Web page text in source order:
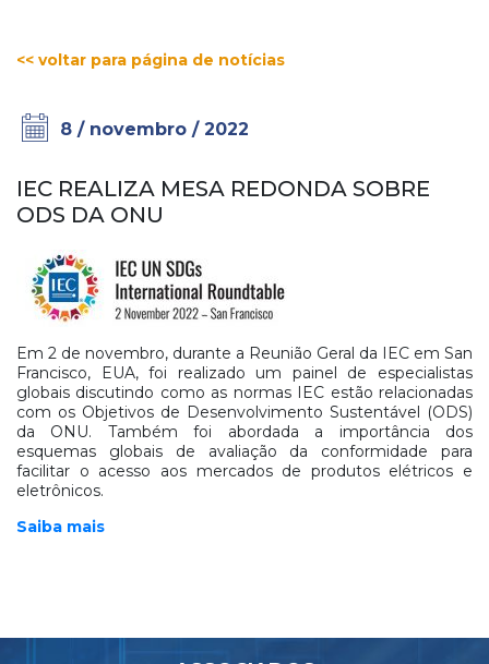
<< voltar para página de notícias
8 / novembro / 2022
IEC REALIZA MESA REDONDA SOBRE
ODS DA ONU
Em 2 de novembro, durante a Reunião Geral da IEC em San
Francisco, EUA, foi realizado um painel de especialistas
globais discutindo como as normas IEC estão relacionadas
com os Objetivos de Desenvolvimento Sustentável (ODS)
da ONU. Também foi abordada a importância dos
esquemas globais de avaliação da conformidade para
facilitar o acesso aos mercados de produtos elétricos e
eletrônicos.
Saiba mais